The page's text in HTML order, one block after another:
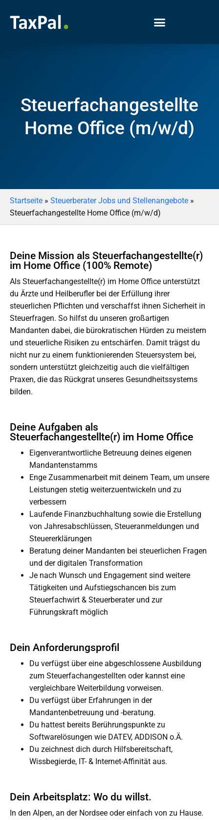
Steuerfachangestellte
Home Office (m/w/d)
Startseite » Steuerberater Jobs und Stellenangebote »
Steuerfachangestellte Home Office (m/w/d)
Deine Mission als Steuerfachangestellte(r)
im Home Office (100% Remote)
Als Steuerfachangestellte(r) im Home Office unterstützt
du Ärzte und Heilberufler bei der Erfüllung ihrer
steuerlichen Pflichten und verschaffst ihnen Sicherheit in
Steuerfragen. So hilfst du unseren großartigen
Mandanten dabei, die bürokratischen Hürden zu meistern
und steuerliche Risiken zu entschärfen. Damit trägst du
nicht nur zu einem funktionierenden Steuersystem bei,
sondern unterstützt gleichzeitig auch die vielfältigen
Praxen, die das Rückgrat unseres Gesundheitssystems
bilden.
Deine Aufgaben als
Steuerfachangestellte(r) im Home Office
Eigenverantwortliche Betreuung deines eigenen
Mandantenstamms
Enge Zusammenarbeit mit deinem Team, um unsere
Leistungen stetig weiterzuentwickeln und zu
verbessern
Laufende Finanzbuchhaltung sowie die Erstellung
von Jahresabschlüssen, Steueranmeldungen und
Steuererklärungen
Beratung deiner Mandanten bei steuerlichen Fragen
und der digitalen Transformation
Je nach Wunsch und Engagement sind weitere
Tätigkeiten und Aufstiegschancen bis zum
Steuerfachwirt & Steuerberater und zur
Führungskraft möglich
Dein Anforderungsprofil
Du verfügst über eine abgeschlossene Ausbildung
zum Steuerfachangestellten oder kannst eine
vergleichbare Weiterbildung vorweisen.
Du verfügst über Erfahrungen in der
Mandantenbetreuung und -beratung.
Du hattest bereits Berührungspunkte zu
Softwarelösungen wie DATEV, ADDISON o.Ä.
Du zeichnest dich durch Hilfsbereitschaft,
Wissbegierde, IT- & Internet-Affinität aus.
Dein Arbeitsplatz: Wo du willst.
In den Alpen, an der Nordsee oder einfach von zu Hause.